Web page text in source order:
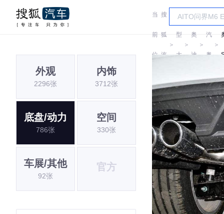
当
前
位
搜
狐
汽
＞
车
型
大
＞
奥
迪
＞
一
汽
奥
＞
外观
2296张
内饰
3712张
底盘/动力
786张
空间
330张
车展/其他
92张
官方